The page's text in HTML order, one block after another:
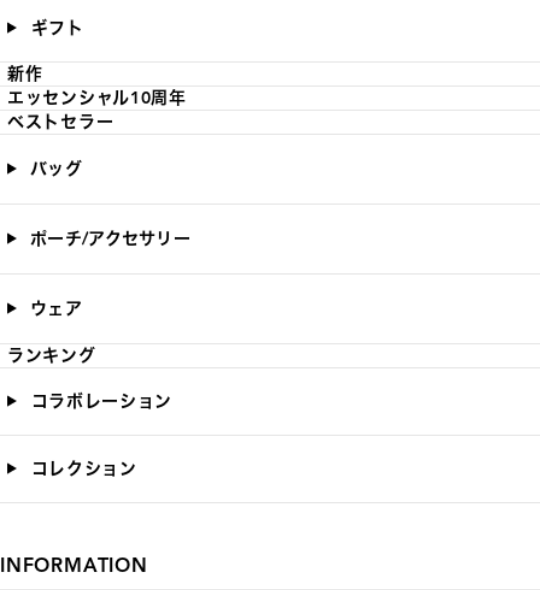
ギフト
新作
エッセンシャル10周年
ベストセラー
バッグ
ポーチ/アクセサリー
ウェア
ランキング
コラボレーション
コレクション
INFORMATION